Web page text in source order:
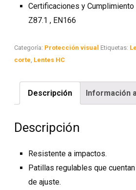
Certificaciones y Cumplimiento
Z87.1 , EN166
Categoría: Protección visual Etiquetas:
corte, Lentes HC
Descripción Información
Descripción
Resistente a impactos.
Patillas regulables que
de ajuste.